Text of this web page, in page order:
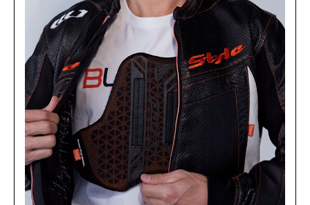
RED
カートに入れる
RED
L
¥43,890 (税込)
カートに入れる
WHITE/BLACK
L
¥43,890 (税込)
カートに入れる